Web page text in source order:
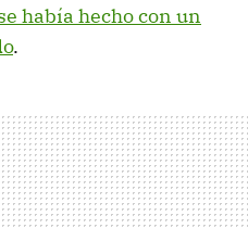
había hecho con un
.